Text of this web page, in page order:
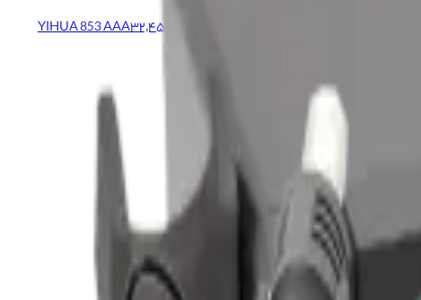
۳۲٬۴۵۰٬۰۰۰